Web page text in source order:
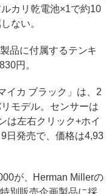
カリ乾電池×1で約10
ない。
品に付属するテンキ
円。
イカ ブラック」は、2
モデル。センサーは
は左右クリック+ホイ
日発売で、価格は4,93
が、Herman Millerの
別販売企画製品に採